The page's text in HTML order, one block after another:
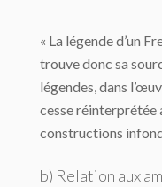
« La légende d’un
trouve donc sa
légendes, dans
cesse réinterprétée
constructions
b) Relation aux